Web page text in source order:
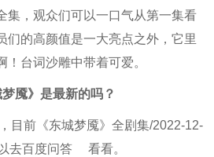
集，观众们可以一口气从第一集看
们的高颜值是一大亮点之外，它里
台词沙雕中带着可爱。
魇》是最新的吗？
目前《东城梦魇》全剧集/2022-12-
去百度问答 看看。